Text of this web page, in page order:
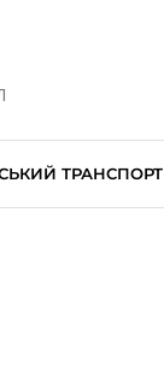
ТРАНСПОРТ